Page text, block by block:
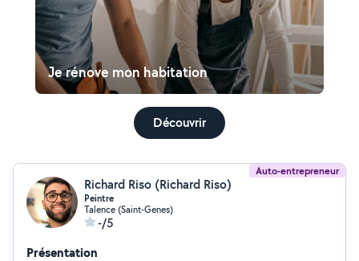
Je rénove mon habitation
Découvrir
Auto-entrepreneur
Richard Riso (Richard Riso)
Peintre
Talence (Saint-Genes)
-/5
Présentation